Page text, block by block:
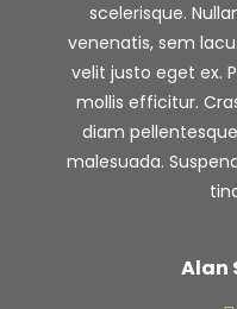
scelerisque.
venenatis, sem
velit justo eget ex.
mollis efficitur.
diam
malesuada.
Alan